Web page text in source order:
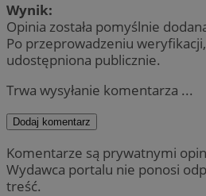
Wynik:
Opinia została pomyślnie
Po przeprowadzeniu
udostępniona publicznie.
Trwa wysyłanie komentarza ...
Dodaj komentarz
Komentarze są prywatnymi
Wydawca portalu nie ponosi
treść.